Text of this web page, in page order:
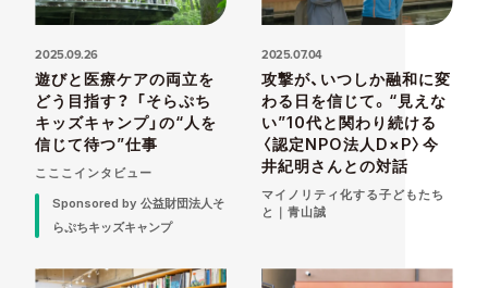
2025.09.26
遊びと医療ケアの両立を
どう目指す？ 「そらぷち
キッズキャンプ」の“人を
信じて待つ”仕事
こここインタビュー
Sponsored by 公益財団法人そ
らぷちキッズキャンプ
2025.07.04
攻撃が、いつしか融和に変
わる日を信じて。“見えな
い”10代と関わり続ける
〈認定NPO法人D×P〉今
井紀明さんとの対話
マイノリティ化する子どもたち
と｜青山誠